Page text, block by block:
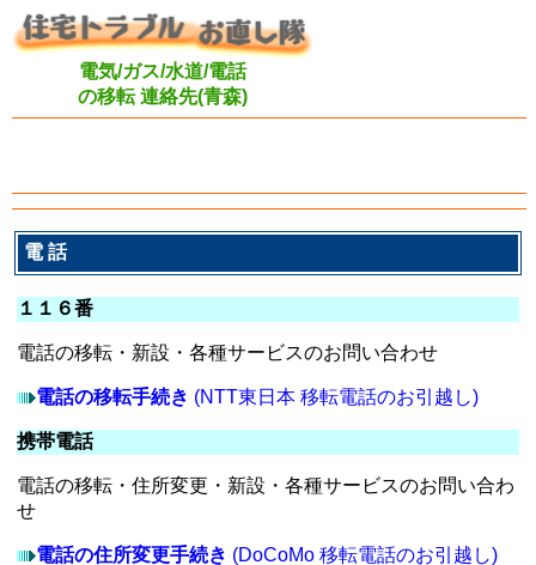
電気/ガス/水道/電話
の移転 連絡先(青森)
電 話
１１６番
電話の移転・新設・各種サービスのお問い合わせ
電話の移転手続き (NTT東日本 移転電話のお引越し)
携帯電話
電話の移転・住所変更・新設・各種サービスのお問い合わ
せ
電話の住所変更手続き (DoCoMo 移転電話のお引越し)